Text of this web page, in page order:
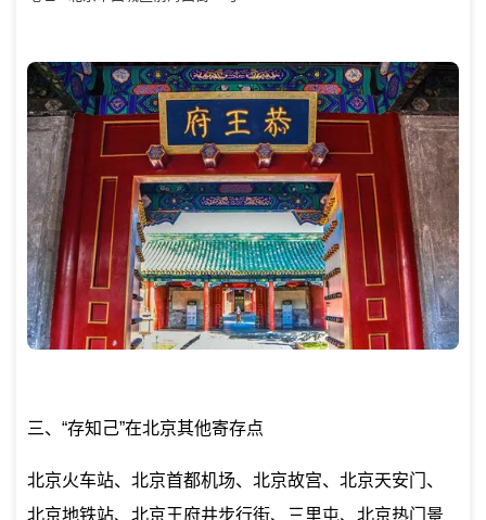
三、“存知己”在北京其他寄存点
北京火车站、北京首都机场、北京故宫、北京天安门、
北京地铁站、北京王府井步行街、三里屯、北京热门景